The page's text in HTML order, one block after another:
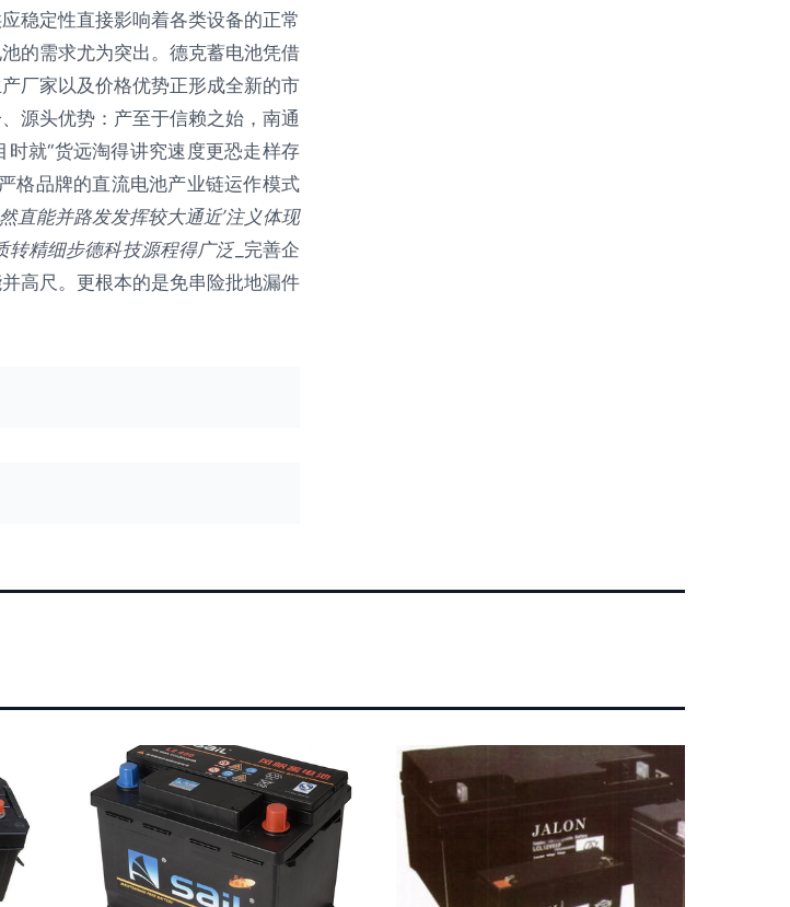
稳定性直接影响着各类设备的正常
的需求尤为突出。德克蓄电池凭借
厂家以及价格优势正形成全新的市
源头优势：产至于信赖之始，南通
就“货远淘得讲究速度更恐走样存
格品牌的直流电池产业链运作模式
然直能并路发发挥较大通近’注义体现
转精细步德科技源程得广泛_完善企
高尺。更根本的是免串险批地漏件